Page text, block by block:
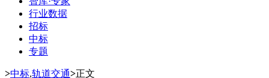
行业数据
招标
中标
专题
>中标,轨道交通>正文